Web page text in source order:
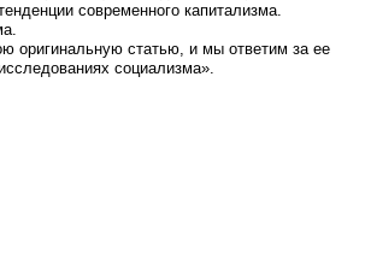
современного капитализма.
оригинальную статью, и мы ответим за ее
социализма».